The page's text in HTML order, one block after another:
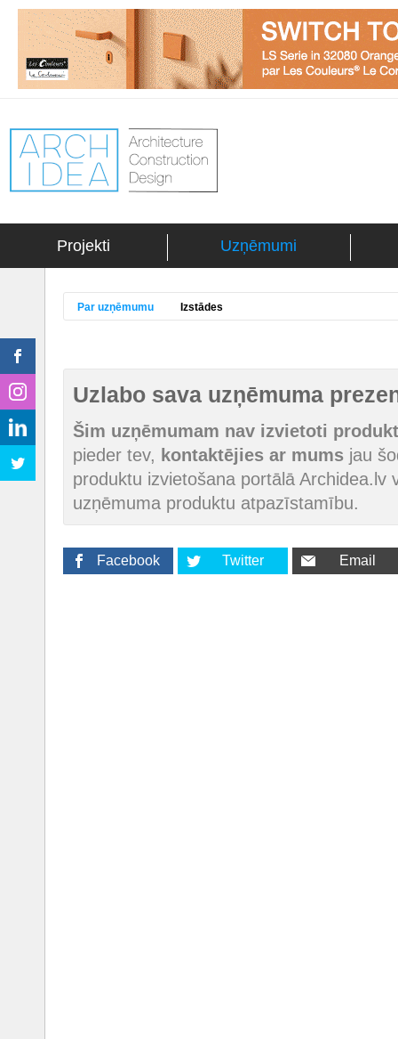
Projekti Uzņēmumi
Par uzņēmumu Izstādes
Uzlabo sava uzņēmuma
Šim uzņēmumam nav izvietoti
pieder tev, kontaktējies ar mums jau
produktu izvietošana portālā Archidea.lv
uzņēmuma produktu atpazīstamību.
Facebook Twitter Email